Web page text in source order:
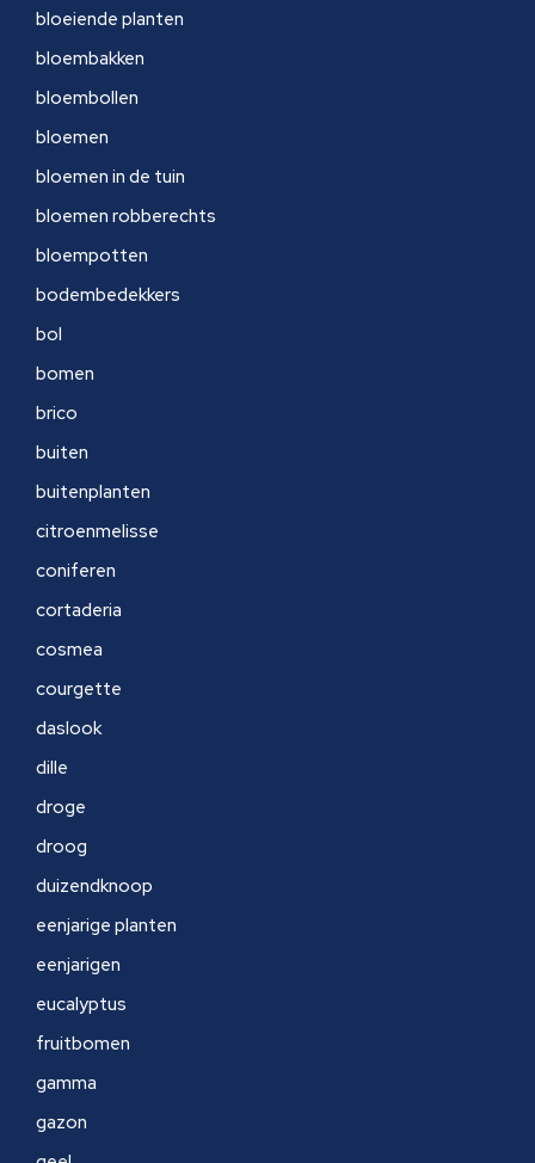
bloeiende planten
bloembakken
bloembollen
bloemen
bloemen in de tuin
bloemen robberechts
bloempotten
bodembedekkers
bol
bomen
brico
buiten
buitenplanten
citroenmelisse
coniferen
cortaderia
cosmea
courgette
daslook
dille
droge
droog
duizendknoop
eenjarige planten
eenjarigen
eucalyptus
fruitbomen
gamma
gazon